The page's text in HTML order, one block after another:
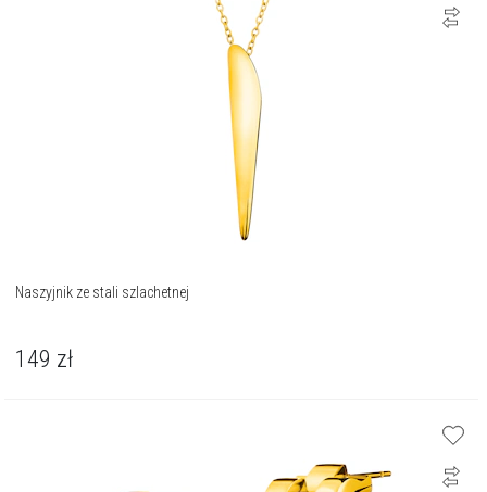
Naszyjnik ze stali szlachetnej
149 zł